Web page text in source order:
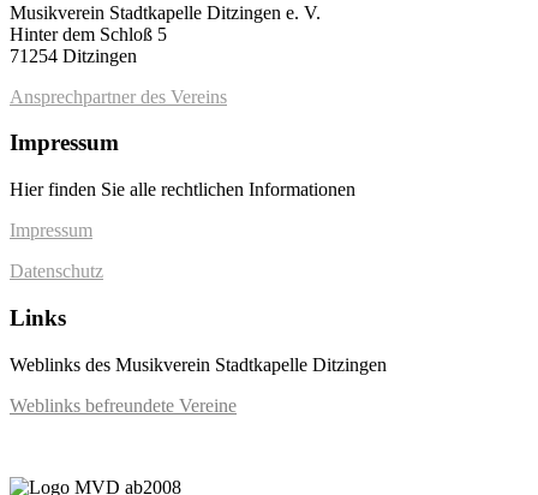
Musikverein Stadtkapelle Ditzingen e. V.
Hinter dem Schloß 5
71254 Ditzingen
Ansprechpartner des Vereins
Impressum
Hier finden Sie alle rechtlichen Informationen
Impressum
Datenschutz
Links
Weblinks des Musikverein Stadtkapelle Ditzingen
Weblinks befreundete Vereine